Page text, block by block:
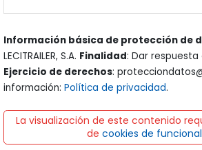
Información básica de protección de
LECITRAILER, S.A. Finalidad: Dar respuesta
Ejercicio de derechos:
información: Política de privacidad.
La visualización de este contenido
de cookies de